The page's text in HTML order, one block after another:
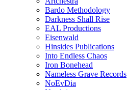
Bardo Methodology
Darkness Shall Rise
EAL Productions
Eisenwald
Hinsides Publications
Into Endless Chaos
Iron Bonehead
Nameless Grave Records
NoEvDia